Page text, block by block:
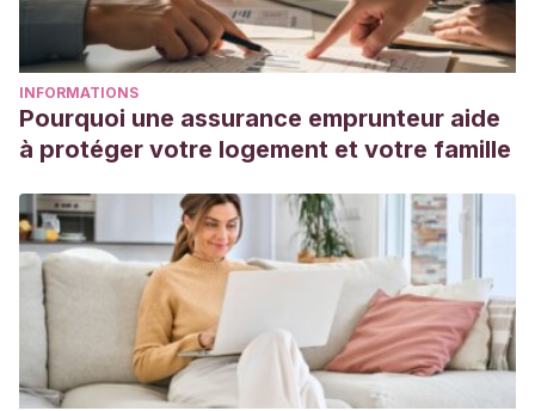
INFORMATIONS
Pourquoi une assurance emprunteur aide
à protéger votre logement et votre famille